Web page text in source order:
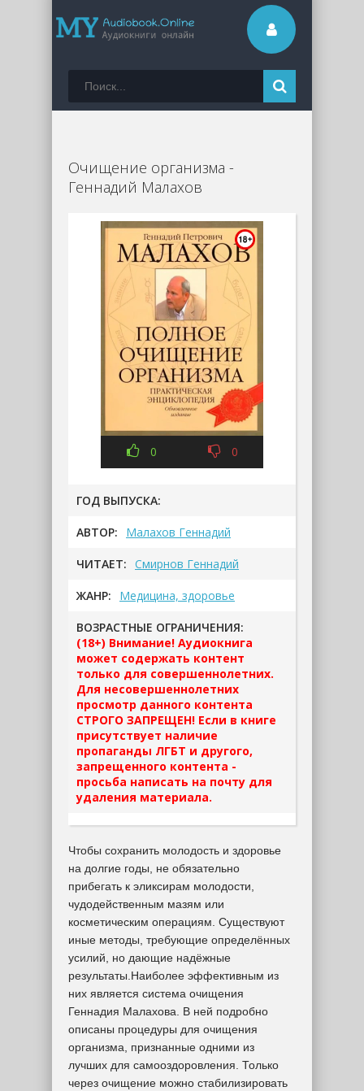
Очищение организма -
Геннадий Малахов
0 0
ГОД ВЫПУСКА:
АВТОР: Малахов Геннадий
ЧИТАЕТ: Смирнов Геннадий
ЖАНР: Медицина, здоровье
ВОЗРАСТНЫЕ ОГРАНИЧЕНИЯ:
(18+) Внимание! Аудиокнига
может содержать контент
только для совершеннолетних.
Для несовершеннолетних
просмотр данного контента
СТРОГО ЗАПРЕЩЕН! Если в книге
присутствует наличие
пропаганды ЛГБТ и другого,
запрещенного контента -
просьба написать на почту для
удаления материала.
Чтобы сохранить молодость и здоровье
на долгие годы, не обязательно
прибегать к эликсирам молодости,
чудодейственным мазям или
косметическим операциям. Существуют
иные методы, требующие определённых
усилий, но дающие надёжные
результаты.Наиболее эффективным из
них является система очищения
Геннадия Малахова. В ней подробно
описаны процедуры для очищения
организма, признанные одними из
лучших для самооздоровления. Только
через очищение можно стабилизировать